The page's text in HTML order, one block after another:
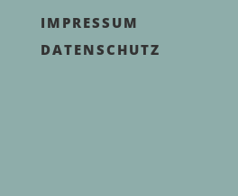
IMPRESSUM
DATENSCHUTZ